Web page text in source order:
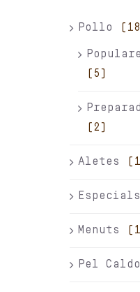
Pollo
(5)
(2)
Aletes
Especials
Menuts
Pel Caldo